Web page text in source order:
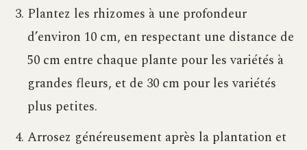
Plantez les rhizomes à une profondeur
d’environ 10 cm, en respectant une distance de
50 cm entre chaque plante pour les variétés à
grandes fleurs, et de 30 cm pour les variétés
plus petites.
Arrosez généreusement après la plantation et